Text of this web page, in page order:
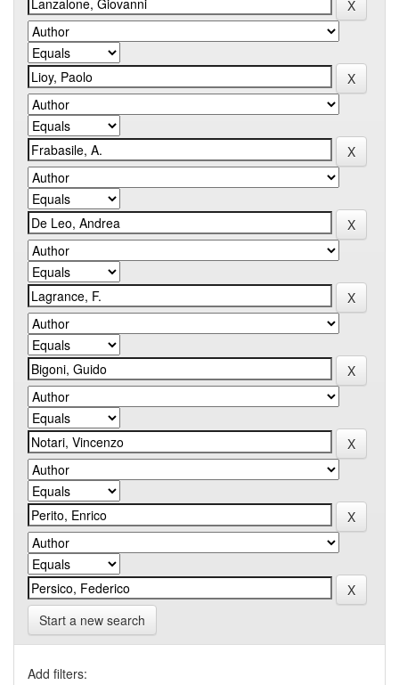
Start a new search
Add filters: